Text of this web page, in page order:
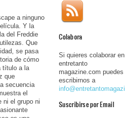
a ninguno
Y la
del Freddie
Que
se pasa
de cómo
título a la
que
secuencia
el
ni el grupo ni
Colabora
Si quieres colaborar en
entretanto
magazine.com puedes
escribirnos a
Suscribirse por Email